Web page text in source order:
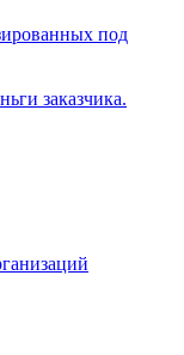
под
заказчика.